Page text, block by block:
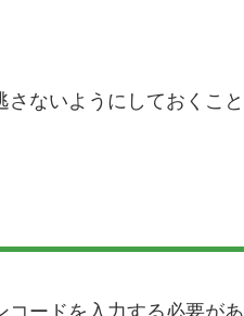
ないようにしておくこと